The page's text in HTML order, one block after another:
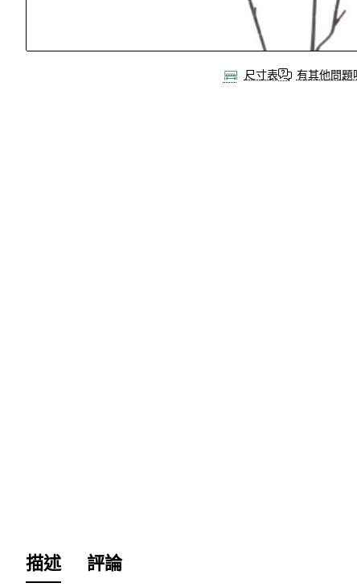
尺寸表 有其他問題
描述 評論